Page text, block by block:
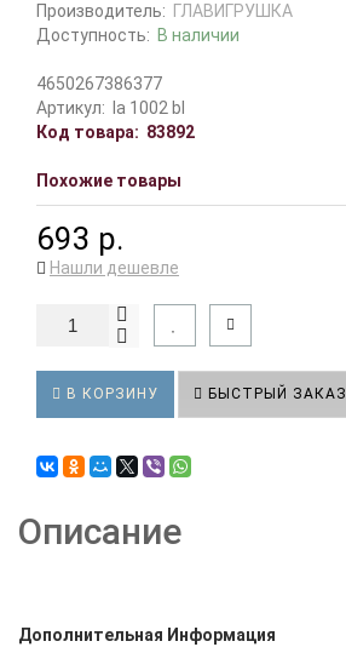
Производитель: ГЛАВИГРУШКА
Доступность: В наличии
4650267386377
Артикул:
la 1002 bl
Код товара: 83892
Похожие товары
693 р.
Нашли дешевле
В КОРЗИНУ БЫСТРЫЙ ЗАКАЗ
Описание
Дополнительная Информация